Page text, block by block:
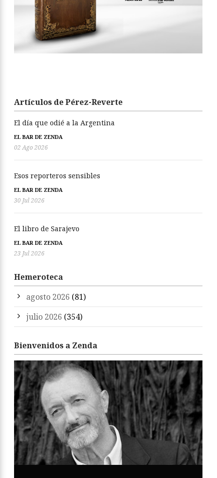
Artículos de Pérez-Reverte
El día que odié a la Argentina
EL BAR DE ZENDA
02 Ago 2026
Esos reporteros sensibles
EL BAR DE ZENDA
30 Jul 2026
El libro de Sarajevo
EL BAR DE ZENDA
23 Jul 2026
Hemeroteca
agosto 2026 (81)
julio 2026 (354)
Bienvenidos a Zenda